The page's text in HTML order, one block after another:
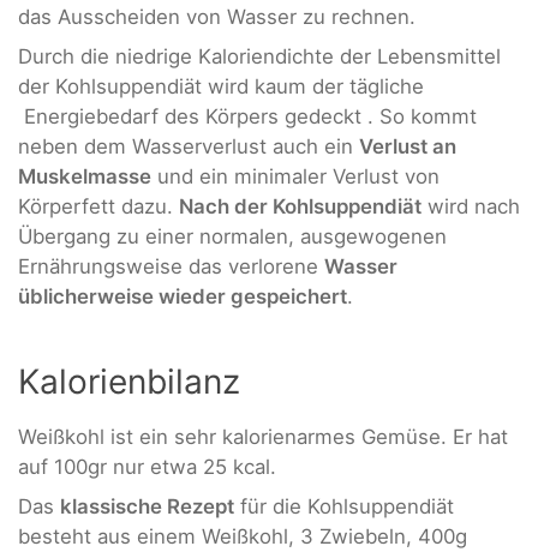
das Ausscheiden von Wasser zu rechnen.
Durch die niedrige Kaloriendichte der Lebensmittel
der Kohlsuppendiät wird kaum der tägliche
Energiebedarf des Körpers gedeckt . So kommt
neben dem Wasserverlust auch ein Verlust an
Muskelmasse und ein minimaler Verlust von
Körperfett dazu. Nach der Kohlsuppendiät wird nach
Übergang zu einer normalen, ausgewogenen
Ernährungsweise das verlorene Wasser
üblicherweise wieder gespeichert.
Kalorienbilanz
Weißkohl ist ein sehr kalorienarmes Gemüse. Er hat
auf 100gr nur etwa 25 kcal.
Das klassische Rezept für die Kohlsuppendiät
besteht aus einem Weißkohl, 3 Zwiebeln, 400g